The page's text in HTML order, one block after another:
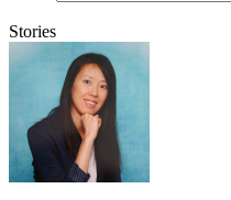
Stories